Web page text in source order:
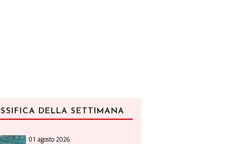
DELLA SETTIMANA
01 agosto 2026